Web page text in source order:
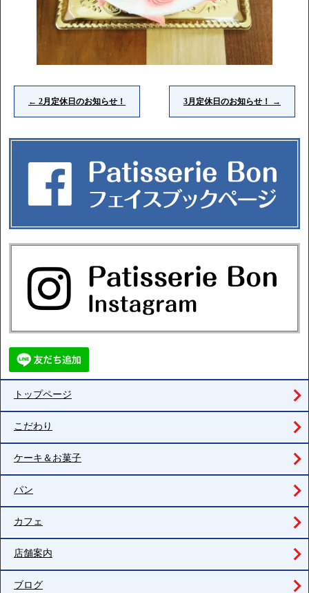
← 2月定休日のお知らせ！ 3月定休日のお知らせ！ →
トップページ
こだわり
ケーキ＆お菓子
パン
カフェ
店舗案内
ブログ